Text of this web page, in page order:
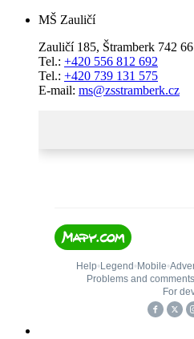
MŠ Zauličí
Zauličí 185, Štramberk 742 66
Tel.: +420 556 812 692
Tel.: +420 739 131 575
E-mail: ms@zsstramberk.cz